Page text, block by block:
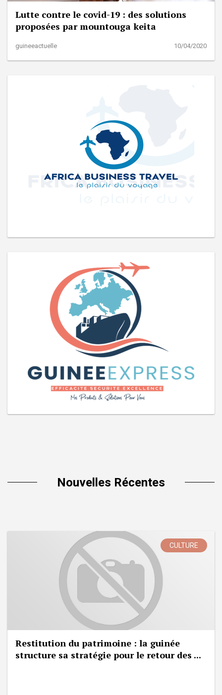
Lutte contre le covid-19 : des solutions
proposées par mountouga keita
guineeactuelle 10/04/2020
Nouvelles Récentes
CULTURE
Restitution du patrimoine : la guinée
structure sa stratégie pour le retour des ...